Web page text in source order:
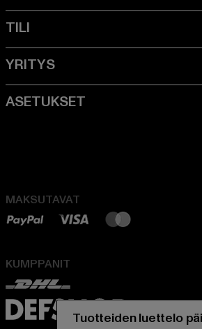
MAKSUTAVAT
KUMPPANIT
Tuotteiden luettelo